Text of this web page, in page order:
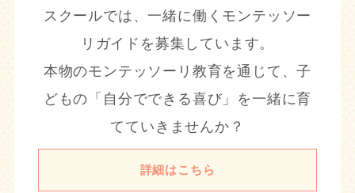
スクールでは、一緒に働くモンテッソー
リガイドを募集しています。
本物のモンテッソーリ教育を通じて、子
どもの「自分でできる喜び」を一緒に育
てていきませんか？
詳細はこちら